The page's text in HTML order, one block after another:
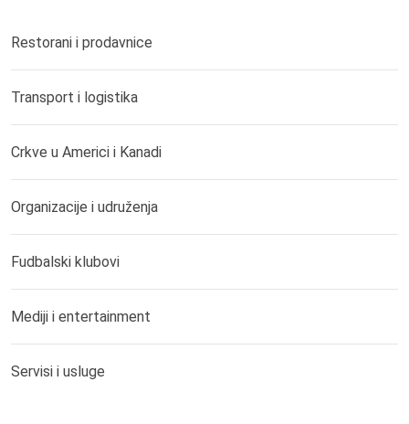
Restorani i prodavnice
Transport i logistika
Crkve u Americi i Kanadi
Organizacije i udruženja
Fudbalski klubovi
Mediji i entertainment
Servisi i usluge